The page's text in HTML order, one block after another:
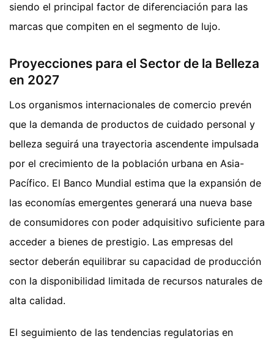
siendo el principal factor de diferenciación para las
marcas que compiten en el segmento de lujo.
Proyecciones para el Sector de la Belleza
en 2027
Los organismos internacionales de comercio prevén
que la demanda de productos de cuidado personal y
belleza seguirá una trayectoria ascendente impulsada
por el crecimiento de la población urbana en Asia-
Pacífico. El Banco Mundial estima que la expansión de
las economías emergentes generará una nueva base
de consumidores con poder adquisitivo suficiente para
acceder a bienes de prestigio. Las empresas del
sector deberán equilibrar su capacidad de producción
con la disponibilidad limitada de recursos naturales de
alta calidad.
El seguimiento de las tendencias regulatorias en